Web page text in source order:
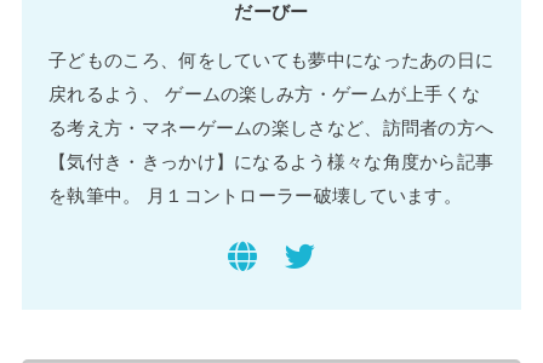
だーびー
子どものころ、何をしていても夢中になったあの日に
戻れるよう、 ゲームの楽しみ方・ゲームが上手くな
る考え方・マネーゲームの楽しさなど、訪問者の方へ
【気付き・きっかけ】になるよう様々な角度から記事
を執筆中。 月１コントローラー破壊しています。